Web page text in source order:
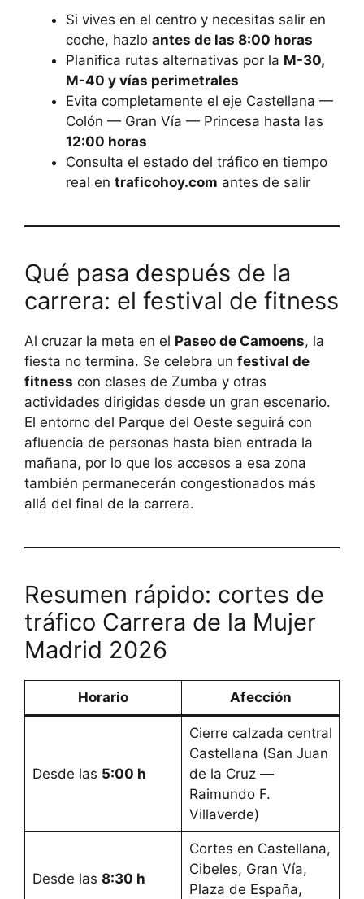
Si vives en el centro y necesitas salir en
coche, hazlo antes de las 8:00 horas
Planifica rutas alternativas por la M-30,
M-40 y vías perimetrales
Evita completamente el eje Castellana —
Colón — Gran Vía — Princesa hasta las
12:00 horas
Consulta el estado del tráfico en tiempo
real en traficohoy.com antes de salir
Qué pasa después de la
carrera: el festival de fitness
Al cruzar la meta en el Paseo de Camoens, la
fiesta no termina. Se celebra un festival de
fitness con clases de Zumba y otras
actividades dirigidas desde un gran escenario.
El entorno del Parque del Oeste seguirá con
afluencia de personas hasta bien entrada la
mañana, por lo que los accesos a esa zona
también permanecerán congestionados más
allá del final de la carrera.
Resumen rápido: cortes de
tráfico Carrera de la Mujer
Madrid 2026
Horario Afección
Desde las 5:00 h
Cierre calzada central
Castellana (San Juan
de la Cruz —
Raimundo F.
Villaverde)
Desde las 8:30 h
Cortes en Castellana,
Cibeles, Gran Vía,
Plaza de España,